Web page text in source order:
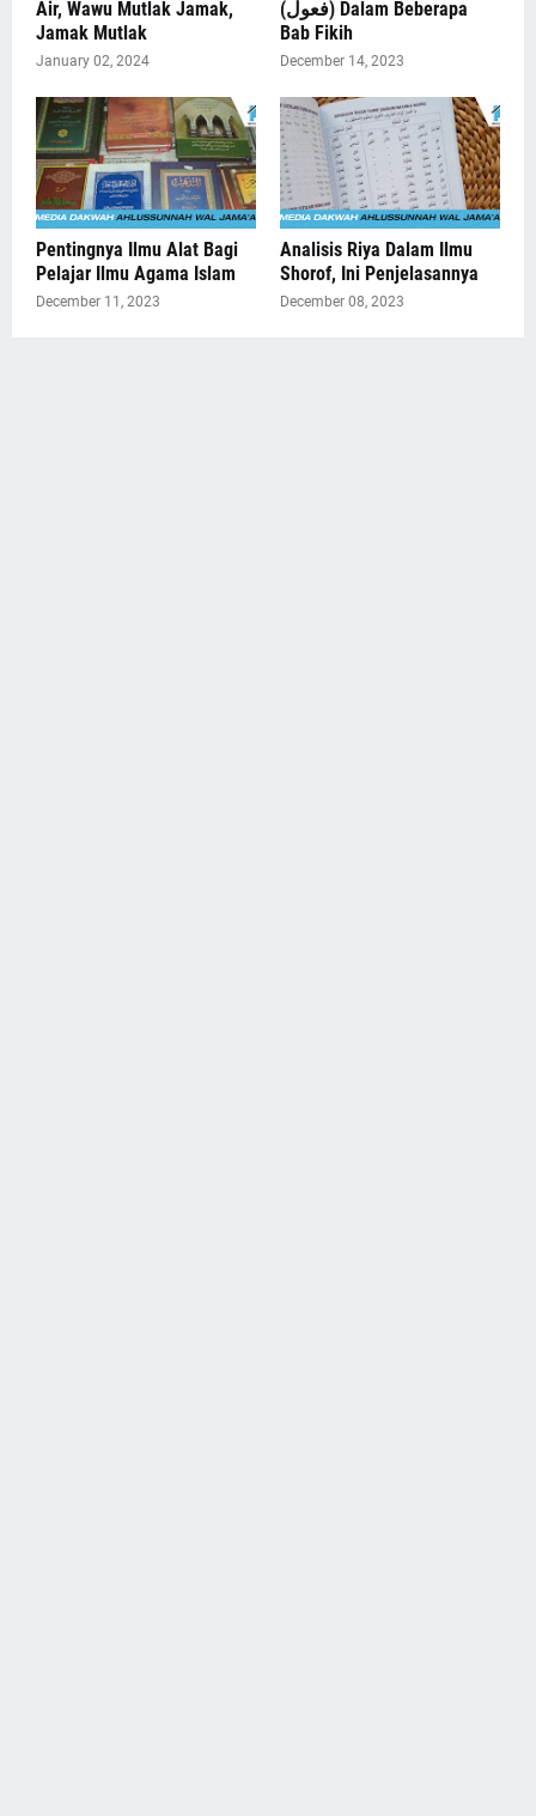
Air, Wawu Mutlak Jamak,
Jamak Mutlak
January 02, 2024
(فعول) Dalam Beberapa
Bab Fikih
December 14, 2023
Pentingnya Ilmu Alat Bagi
Pelajar Ilmu Agama Islam
December 11, 2023
Analisis Riya Dalam Ilmu
Shorof, Ini Penjelasannya
December 08, 2023